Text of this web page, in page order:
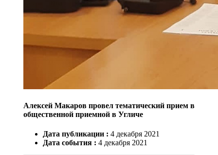
Алексей Макаров провел тематический прием в
общественной приемной в Угличе
Дата публикации : 4 декабря 2021
Дата события : 4 декабря 2021